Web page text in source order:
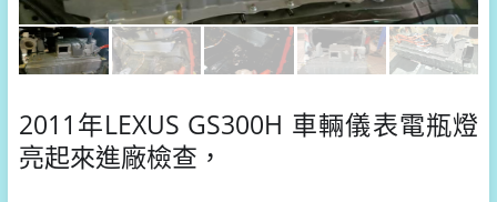
2011年LEXUS GS300H 車輛儀表電瓶燈
亮起來進廠檢查，